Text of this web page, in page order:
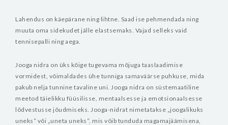
Lahendus on käepärane ning lihtne. Saad ise pehmendada ning
muuta oma sidekudet jälle elastsemaks. Vajad selleks vaid
tennisepalli ning aega.
Jooga nidra on üks kõige tugevama mõjuga taaslaadimise
vormidest, võimaldades ühe tunniga samaväärse puhkuse, mida
pakub nelja tunnine tavaline uni. Jooga nidra on süstemaatiline
meetod täielikku füüsilisse, mentaalsesse ja emotsionaalsesse
lõdvestusse jõudmiseks. Jooga-nidrat nimetatakse „joogalikuks
uneks“ või „uneta uneks“, mis võib tunduda magamajäämisena,